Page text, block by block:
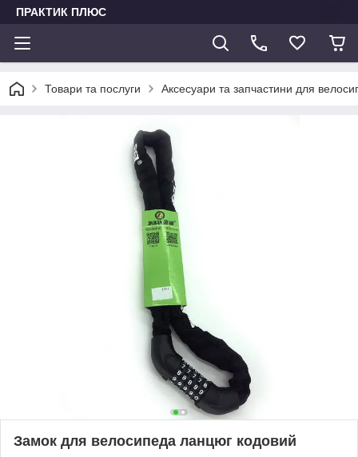
ПРАКТИК ПЛЮС
Товари та послуги Аксесуари та запчастини для
Замок для велосипеда ланцюг кодовий